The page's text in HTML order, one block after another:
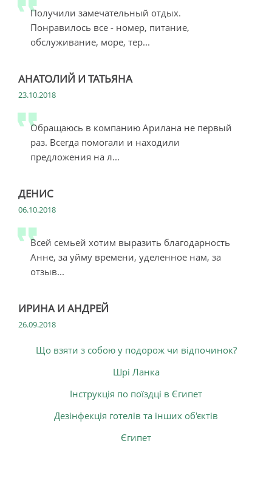
Получили замечательный отдых.
Понравилось все - номер, питание,
обслуживание, море, тер...
АНАТОЛИЙ И ТАТЬЯНА
23.10.2018
Обращаюсь в компанию Арилана не первый
раз. Всегда помогали и находили
предложения на л...
ДЕНИС
06.10.2018
Всей семьей хотим выразить благодарность
Анне, за уйму времени, уделенное нам, за
отзыв...
ИРИНА И АНДРЕЙ
26.09.2018
Що взяти з собою у подорож чи відпочинок?
Шрі Ланка
Інструкція по поїздці в Єгипет
Дезінфекція готелів та інших об'єктів
Єгипет